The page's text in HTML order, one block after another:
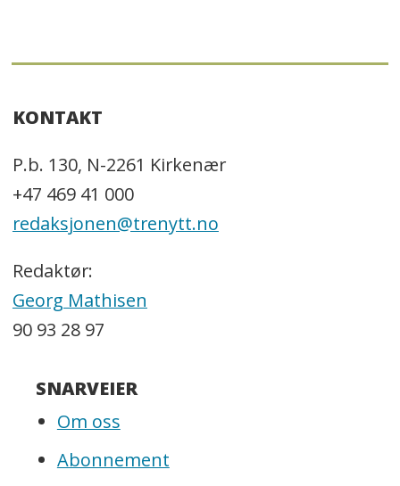
KONTAKT
P.b. 130, N-2261 Kirkenær
+47 469 41 000
redaksjonen@trenytt.no
Redaktør:
Georg Mathisen
90 93 28 97
SNARVEIER
Om oss
Abonnement